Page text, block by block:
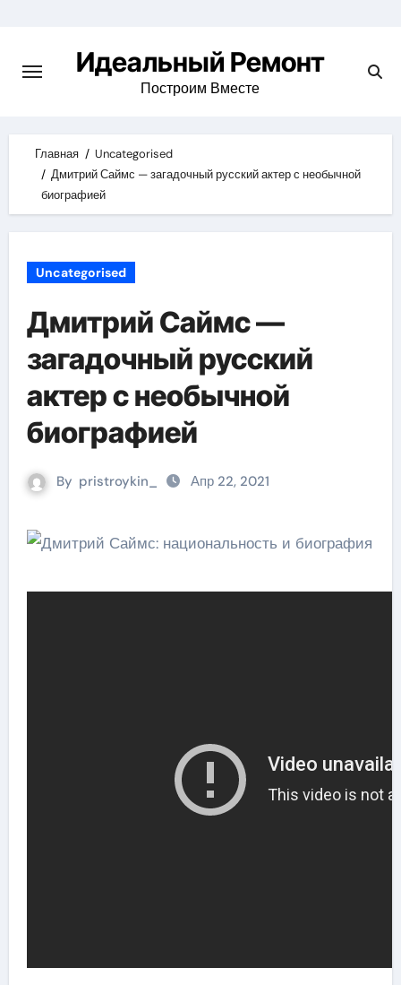
content
Идеальный Ремонт
Построим Вместе
Главная
Uncategorised
Дмитрий Саймс — загадочный русский актер с необычной
биографией
Uncategorised
Дмитрий Саймс —
загадочный русский
актер с необычной
биографией
By pristroykin_ Апр 22, 2021